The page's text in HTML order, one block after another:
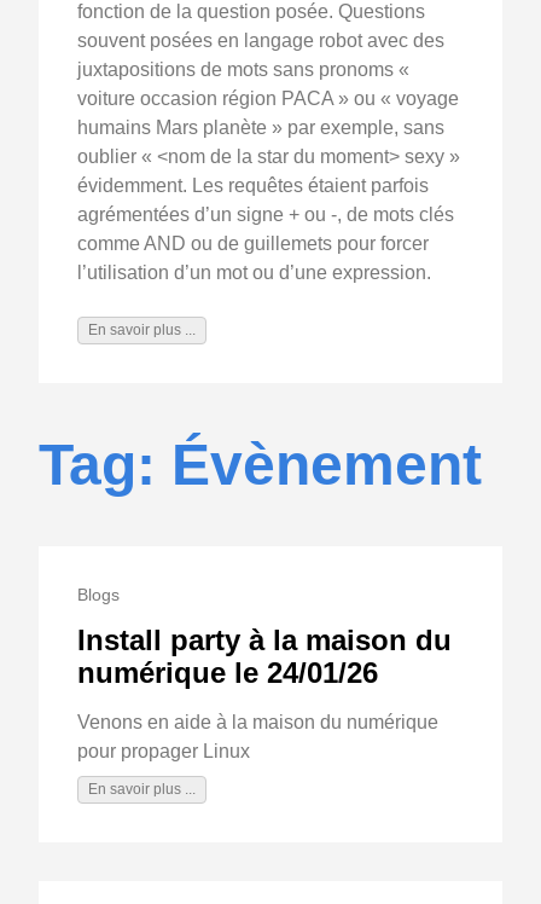
fonction de la question posée. Questions
souvent posées en langage robot avec des
juxtapositions de mots sans pronoms «
voiture occasion région PACA » ou « voyage
humains Mars planète » par exemple, sans
oublier « <nom de la star du moment> sexy »
évidemment. Les requêtes étaient parfois
agrémentées d’un signe + ou -, de mots clés
comme AND ou de guillemets pour forcer
l’utilisation d’un mot ou d’une expression.
En savoir plus ...
Tag: Évènement
Blogs
Install party à la maison du
numérique le 24/01/26
Venons en aide à la maison du numérique
pour propager Linux
En savoir plus ...